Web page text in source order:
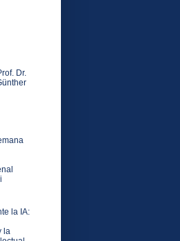
Dr.
la IA:
la